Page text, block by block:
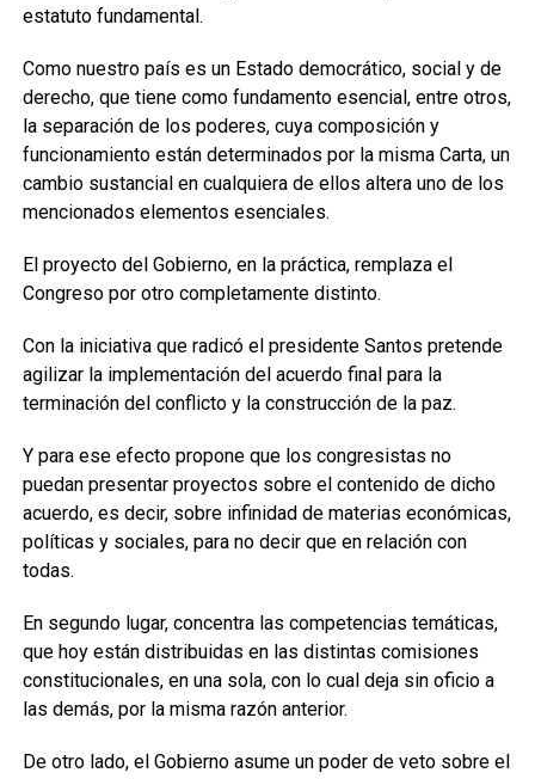
estatuto fundamental.
Como nuestro país es un Estado democrático, social y de
derecho, que tiene como fundamento esencial, entre otros,
la separación de los poderes, cuya composición y
funcionamiento están determinados por la misma Carta, un
cambio sustancial en cualquiera de ellos altera uno de los
mencionados elementos esenciales.
El proyecto del Gobierno, en la práctica, remplaza el
Congreso por otro completamente distinto.
Con la iniciativa que radicó el presidente Santos pretende
agilizar la implementación del acuerdo final para la
terminación del conflicto y la construcción de la paz.
Y para ese efecto propone que los congresistas no
puedan presentar proyectos sobre el contenido de dicho
acuerdo, es decir, sobre infinidad de materias económicas,
políticas y sociales, para no decir que en relación con
todas.
En segundo lugar, concentra las competencias temáticas,
que hoy están distribuidas en las distintas comisiones
constitucionales, en una sola, con lo cual deja sin oficio a
las demás, por la misma razón anterior.
De otro lado, el Gobierno asume un poder de veto sobre el